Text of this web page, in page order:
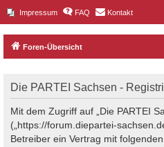
Impressum FAQ Kontakt
Foren-Übersicht
Die PARTEI Sachsen -
Mit dem Zugriff auf „Die PARTEI
(„https://forum.diepartei-
Betreiber ein Vertrag mit